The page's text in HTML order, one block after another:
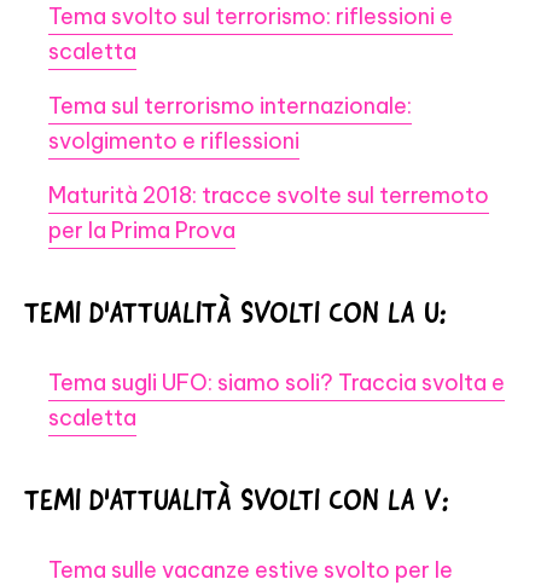
Tema svolto sul terrorismo: riflessioni e
scaletta
Tema sul terrorismo internazionale:
svolgimento e riflessioni
Maturità 2018: tracce svolte sul terremoto
per la Prima Prova
TEMI D'ATTUALITÀ SVOLTI CON LA U:
Tema sugli UFO: siamo soli? Traccia svolta e
scaletta
TEMI D'ATTUALITÀ SVOLTI CON LA V:
Tema sulle vacanze estive svolto per le